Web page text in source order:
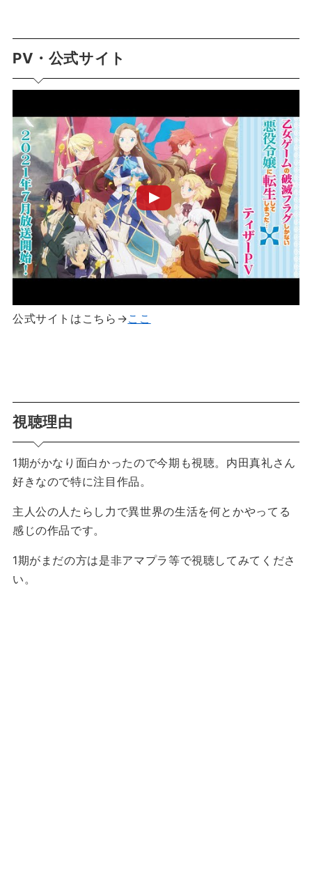
PV・公式サイト
公式サイトはこちら→ここ
視聴理由
1期がかなり面白かったので今期も視聴。内田真礼さん
好きなので特に注目作品。
主人公の人たらし力で異世界の生活を何とかやってる
感じの作品です。
1期がまだの方は是非アマプラ等で視聴してみてくださ
い。